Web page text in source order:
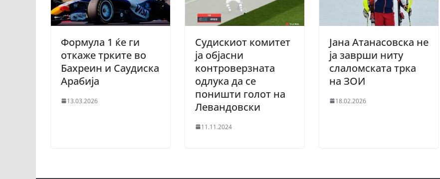
Формула 1 ќе ги
откаже трките во
Бахреин и Саудиска
Арабија
13.03.2026
Судискиот комитет
ја објасни
контроверзната
одлука да се
поништи голот на
Левандовски
11.11.2024
Јана Атанасовска не
ја заврши ниту
слаломската трка
на ЗОИ
18.02.2026